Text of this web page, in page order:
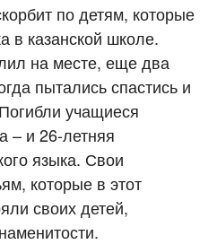
по детям, которые
в казанской школе.
на месте, еще два
пытались спастись и
учащиеся
– и 26-летняя
языка. Свои
которые в этот
своих детей,